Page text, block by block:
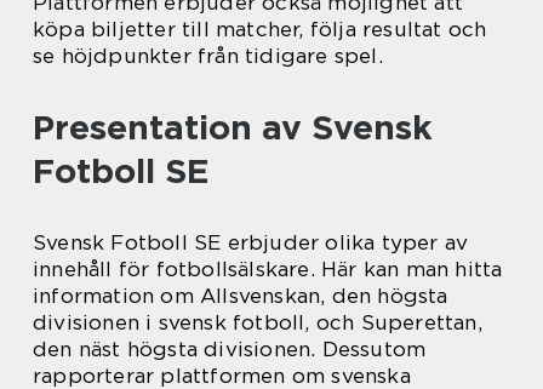
köpa biljetter till matcher, följa resultat och
se höjdpunkter från tidigare spel.
Presentation av Svensk
Fotboll SE
Svensk Fotboll SE erbjuder olika typer av
innehåll för fotbollsälskare. Här kan man hitta
information om Allsvenskan, den högsta
divisionen i svensk fotboll, och Superettan,
den näst högsta divisionen. Dessutom
rapporterar plattformen om svenska